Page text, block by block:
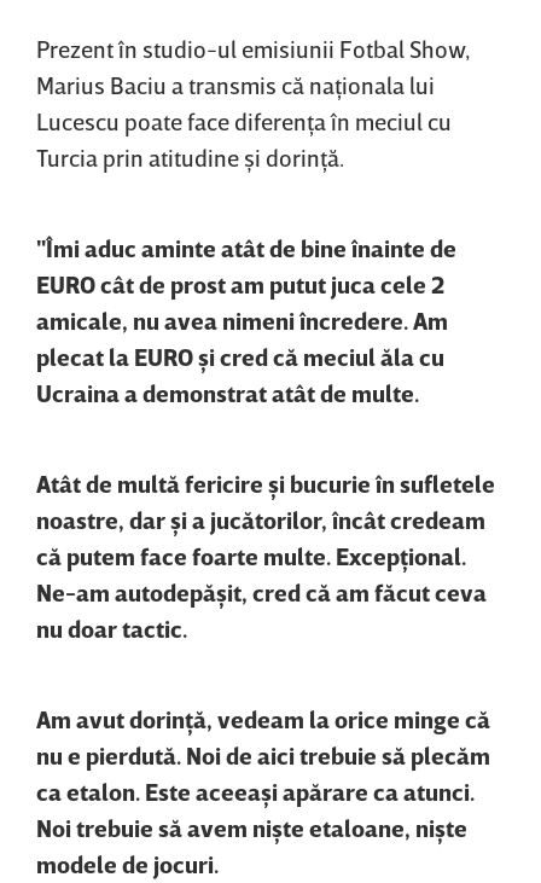
Prezent în studio-ul emisiunii Fotbal Show,
Marius Baciu a transmis că naţionala lui
Lucescu poate face diferenţa în meciul cu
Turcia prin atitudine şi dorinţă.
"Îmi aduc aminte atât de bine înainte de
EURO cât de prost am putut juca cele 2
amicale, nu avea nimeni încredere. Am
plecat la EURO şi cred că meciul ăla cu
Ucraina a demonstrat atât de multe.
Atât de multă fericire şi bucurie în sufletele
noastre, dar şi a jucătorilor, încât credeam
că putem face foarte multe. Excepţional.
Ne-am autodepăşit, cred că am făcut ceva
nu doar tactic.
Am avut dorinţă, vedeam la orice minge că
nu e pierdută. Noi de aici trebuie să plecăm
ca etalon. Este aceeaşi apărare ca atunci.
Noi trebuie să avem nişte etaloane, nişte
modele de jocuri.